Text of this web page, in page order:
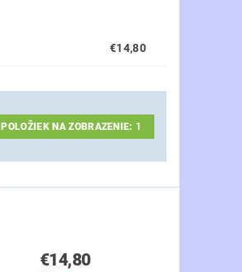
€14,80
POLOŽIEK NA ZOBRAZENIE: 1
€14,80